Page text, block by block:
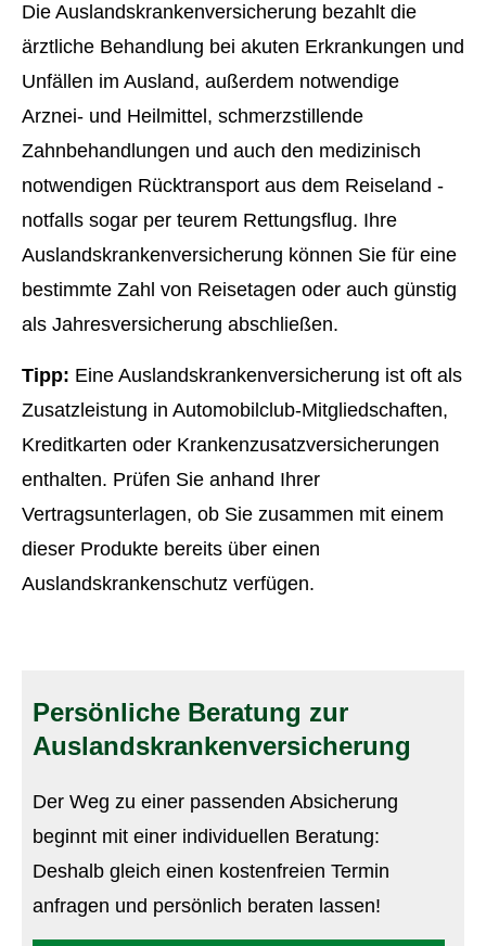
Die Auslandskrankenversicherung bezahlt die
ärztliche Behandlung bei akuten Erkrankungen und
Unfällen im Ausland, außerdem notwendige
Arznei- und Heilmittel, schmerzstillende
Zahnbehandlungen und auch den medizinisch
notwendigen Rücktransport aus dem Reiseland -
notfalls sogar per teurem Rettungsflug. Ihre
Auslandskrankenversicherung können Sie für eine
bestimmte Zahl von Reisetagen oder auch günstig
als Jahresversicherung abschließen.
Tipp: Eine Auslandskrankenversicherung ist oft als
Zusatzleistung in Automobilclub-Mitgliedschaften,
Kredit­karten oder Kranken­zusatz­ver­si­che­rungen
enthalten. Prüfen Sie anhand Ihrer
Vertragsunterlagen, ob Sie zusammen mit einem
dieser Produkte bereits über einen
Auslandskrankenschutz verfügen.
Persönliche Beratung zur
Auslandskrankenversicherung
Der Weg zu einer passenden Absicherung
beginnt mit einer individuellen Beratung:
Deshalb gleich einen kostenfreien Termin
anfragen und persönlich beraten lassen!